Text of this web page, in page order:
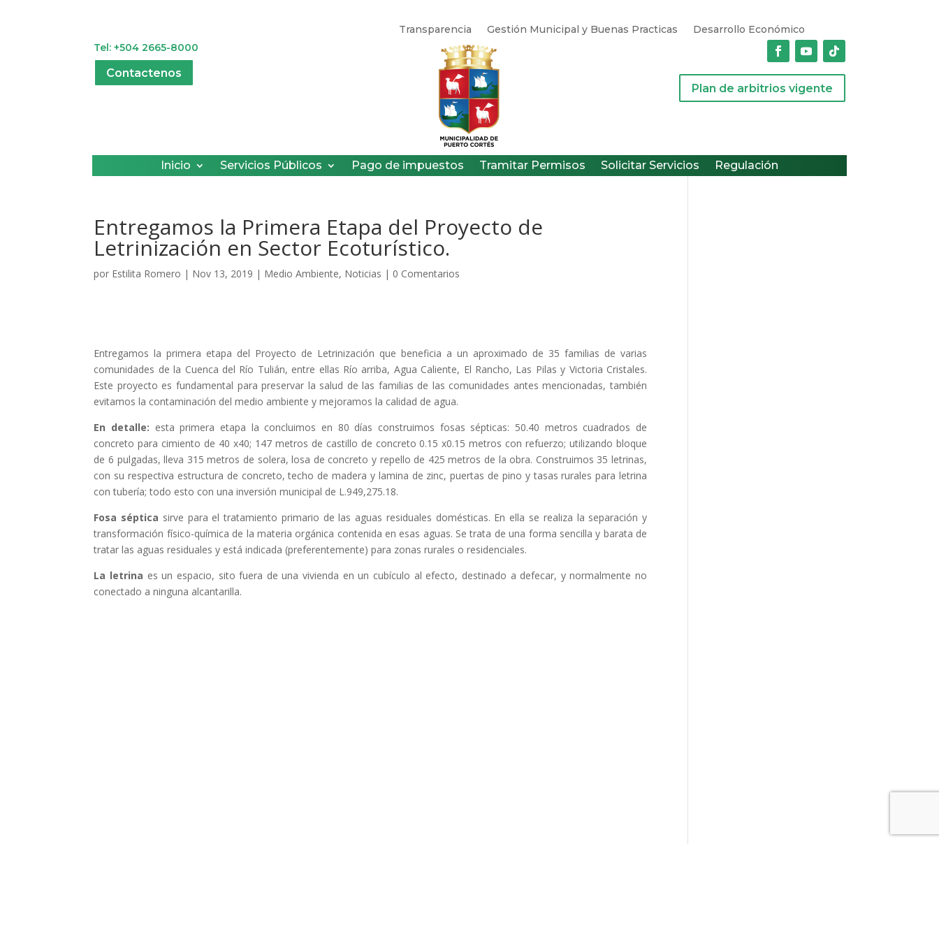
Transparencia Gestión Municipal y Buenas Practicas
Desarrollo Económico
Tel: +504 2665-8000
Contactenos
Plan de arbitrios vigente
Inicio Servicios Públicos Pago de impuestos Tramitar Permisos Solicitar Servicios Regulación
Entregamos la Primera Etapa del Proyecto de
Letrinización en Sector Ecoturístico.
por Estilita Romero | Nov 13, 2019 | Medio Ambiente, Noticias | 0 Comentarios
Entregamos la primera etapa del Proyecto de Letrinización que beneficia a un aproximado de 35 familias de varias
comunidades de la Cuenca del Río Tulián, entre ellas Río arriba, Agua Caliente, El Rancho, Las Pilas y Victoria Cristales.
Este proyecto es fundamental para preservar la salud de las familias de las comunidades antes mencionadas, también
evitamos la contaminación del medio ambiente y mejoramos la calidad de agua.
En detalle: esta primera etapa la concluimos en 80 días construimos fosas sépticas: 50.40 metros cuadrados de
concreto para cimiento de 40 x40; 147 metros de castillo de concreto 0.15 x0.15 metros con refuerzo; utilizando bloque
de 6 pulgadas, lleva 315 metros de solera, losa de concreto y repello de 425 metros de la obra. Construimos 35 letrinas,
con su respectiva estructura de concreto, techo de madera y lamina de zinc, puertas de pino y tasas rurales para letrina
con tubería; todo esto con una inversión municipal de L.949,275.18.
Fosa séptica sirve para el tratamiento primario de las aguas residuales domésticas. En ella se realiza la separación y
transformación físico-química de la materia orgánica contenida en esas aguas. Se trata de una forma sencilla y barata de
tratar las aguas residuales y está indicada (preferentemente) para zonas rurales o residenciales.
La letrina es un espacio, sito fuera de una vivienda en un cubículo al efecto, destinado a defecar, y normalmente no
conectado a ninguna alcantarilla.